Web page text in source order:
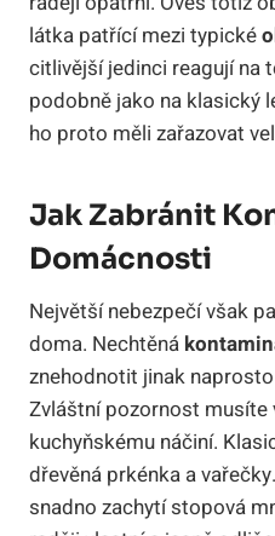
látka patřící mezi typické
citlivější jedinci reagují na
podobně jako na klasický
ho proto měli zařazovat
Jak Zabránit
Domácnosti
Největší nebezpečí však
doma. Nechtěná
znehodnotit jinak
Zvláštní pozornost musíte
kuchyňskému náčiní.
dřevěná prkénka a
snadno zachytí stopová